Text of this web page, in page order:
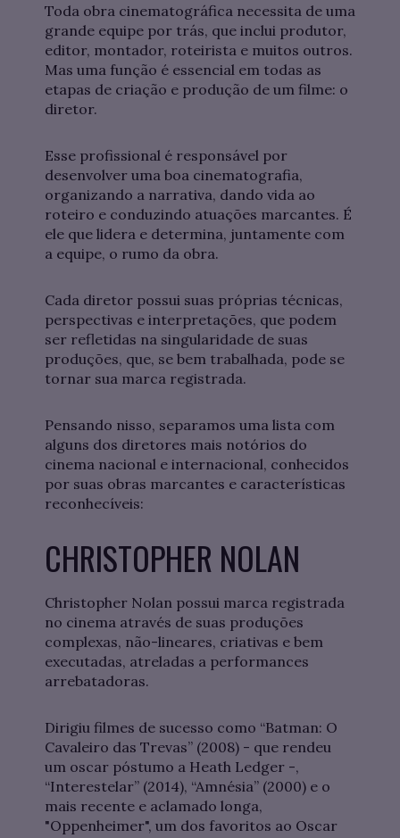
Toda obra cinematográfica necessita de uma
grande equipe por trás, que inclui produtor,
editor, montador, roteirista e muitos outros.
Mas uma função é essencial em todas as
etapas de criação e produção de um filme: o
diretor.
Esse profissional é responsável por
desenvolver uma boa cinematografia,
organizando a narrativa, dando vida ao
roteiro e conduzindo atuações marcantes. É
ele que lidera e determina, juntamente com
a equipe, o rumo da obra.
Cada diretor possui suas próprias técnicas,
perspectivas e interpretações, que podem
ser refletidas na singularidade de suas
produções, que, se bem trabalhada, pode se
tornar sua marca registrada.
Pensando nisso, separamos uma lista com
alguns dos diretores mais notórios do
cinema nacional e internacional, conhecidos
por suas obras marcantes e características
reconhecíveis:
CHRISTOPHER NOLAN
Christopher Nolan possui marca registrada
no cinema através de suas produções
complexas, não-lineares, criativas e bem
executadas, atreladas a performances
arrebatadoras.
Dirigiu filmes de sucesso como “Batman: O
Cavaleiro das Trevas” (2008) - que rendeu
um oscar póstumo a Heath Ledger -,
“Interestelar” (2014), “Amnésia” (2000) e o
mais recente e aclamado longa,
"Oppenheimer", um dos favoritos ao Oscar